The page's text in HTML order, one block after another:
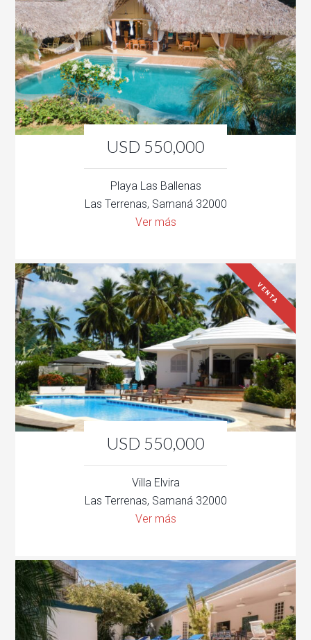
USD 550,000
Playa Las Ballenas
Las Terrenas, Samaná 32000
Ver más
USD 550,000
VENTA
Villa Elvira
Las Terrenas, Samaná 32000
Ver más